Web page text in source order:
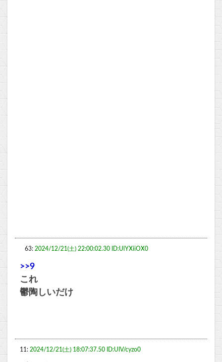
63: 2024/12/21(土) 22:00:02.30 ID:UlYXiiOX0
>>9
これ
鬱陶しいだけ
11: 2024/12/21(土) 18:07:37.50 ID:UIV/cyzo0